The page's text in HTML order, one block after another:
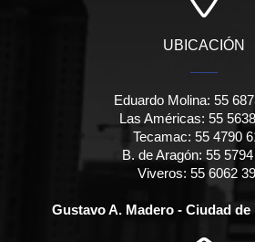
UBICACIÓN
Eduardo Molina: 55
Las Américas: 55
Tecamac: 55 4790
B. de Aragón: 55
Viveros: 55 6062
Gustavo A. Madero - Ciudad